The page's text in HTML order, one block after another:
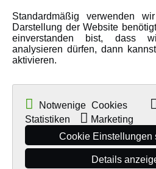
AMXRacing - Qualitäts RC-
Amewi Construction -
Malinos - Die kreative Seite von
Standardmäßig verwenden
Darstellung der Website
einverstanden bist, dass
analysieren dürfen, dann
aktivieren.
Notwenige Cookies
Statistiken
Marketing
Cookie Einstellungen
Details